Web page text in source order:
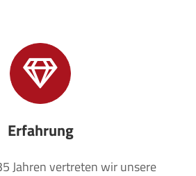
Erfahrung
Jahren vertreten wir unsere